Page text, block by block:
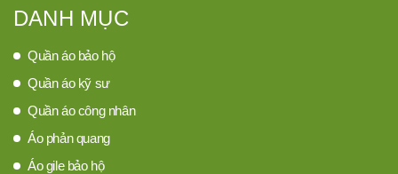
DANH MỤC
Quần áo bảo hộ
Quần áo kỹ sư
Quần áo công nhân
Áo phản quang
Áo gile bảo hộ